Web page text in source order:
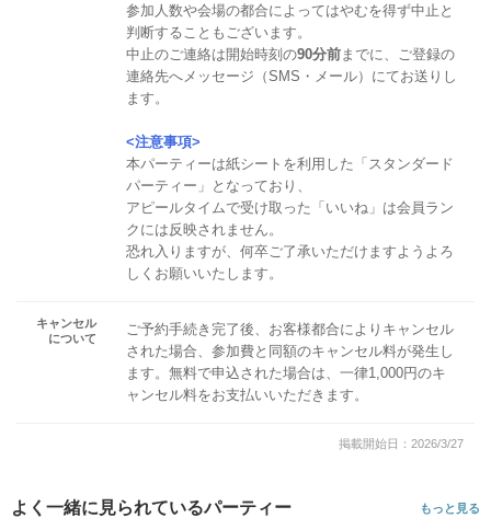
参加人数や会場の都合によってはやむを得ず中止と
判断することもございます。
中止のご連絡は開始時刻の90分前 までに、ご登録の
連絡先へメッセージ（SMS・メール）にてお送りし
ます。
<注意事項>
本パーティーは紙シートを利用した「スタンダード
パーティー」となっており、
アピールタイムで受け取った「いいね」は会員ラン
クには反映されません。
恐れ入りますが、何卒ご了承いただけますようよろ
しくお願いいたします。
キャンセル
について
ご予約手続き完了後、お客様都合によりキャンセル
された場合、参加費と同額のキャンセル料が発生し
ます。無料で申込された場合は、一律1,000円のキ
ャンセル料をお支払いいただきます。
掲載開始日：2026/3/27
よく一緒に見られているパーティー もっと見る